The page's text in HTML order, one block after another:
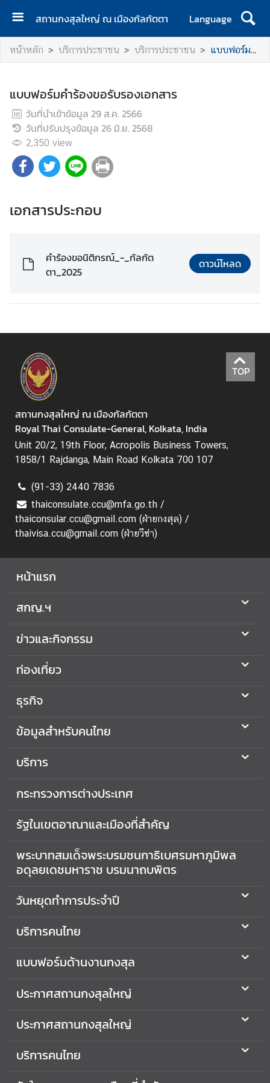
สถานกงสุลใหญ่ ณ เมืองกัลกัตตา
Language
ห
น้
ร
ก
ส
ถ
า
ง
ใ
ห
า
ว
ส
า
ร
/
จ
ก
ร
ร
ม
ข้
ล
ห
บ
น
ท
ย
ริ
า
ป
ช
า
น
บ
ฟ
ม
า
หน้าหลัก บริการประชาชน บริการประชาชน แบบฟอร์มคำร้องขอรับรองเอกสาร
แบบฟอร์มคำร้องขอรับรองเอกสาร
วันที่นำเข้าข้อมูล 29 ส.ค. 2566
วันที่ปรับปรุงข้อมูล 26 มิ.ย. 2568
2,350 view
เอกสารประกอบ
คำร้องขอนิติกรณ์_-_กัลกัต
ตา_2025
ดาวน์โหลด
TOP
สถานกงสุลใหญ่ ณ เมืองกัลกัตตา
Royal Thai Consulate-General, Kolkata, India
Unit 20/2, 19th Floor, Acropolis Business Towers,
1858/1 Rajdanga, Main Road Kolkata 700 107
(91-33) 2440 7836
thaiconsulate.ccu@mfa.go.th /
thaiconsular.ccu@gmail.com (ฝ่ายกงสุล) /
thaivisa.ccu@gmail.com (ฝ่ายวีซ่า)
หน้าแรก
สกญ.ฯ
ข่าวและกิจกรรม
ท่องเที่ยว
ธุรกิจ
ข้อมูลสำหรับคนไทย
บริการ
กระทรวงการต่างประเทศ
รัฐในเขตอาณาและเมืองที่สำคัญ
พระบาทสมเด็จพระบรมชนกาธิเบศรมหาภูมิพล
อดุลยเดชมหาราช บรมนาถบพิตร
วันหยุดทำการประจำปี
บริการคนไทย
แบบฟอร์มด้านงานกงสุล
ประกาศสถานกงสุลใหญ่
ประกาศสถานกงสุลใหญ่
บริการคนไทย